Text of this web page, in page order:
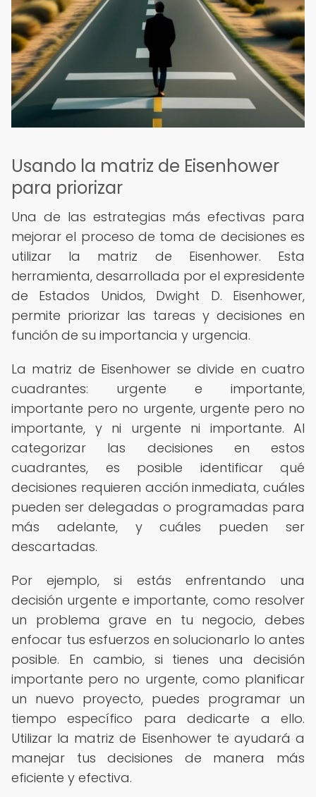
Usando la matriz de Eisenhower
para priorizar
Una de las estrategias más efectivas para
mejorar el proceso de toma de decisiones es
utilizar la matriz de Eisenhower. Esta
herramienta, desarrollada por el expresidente
de Estados Unidos, Dwight D. Eisenhower,
permite priorizar las tareas y decisiones en
función de su importancia y urgencia.
La matriz de Eisenhower se divide en cuatro
cuadrantes: urgente e importante,
importante pero no urgente, urgente pero no
importante, y ni urgente ni importante. Al
categorizar las decisiones en estos
cuadrantes, es posible identificar qué
decisiones requieren acción inmediata, cuáles
pueden ser delegadas o programadas para
más adelante, y cuáles pueden ser
descartadas.
Por ejemplo, si estás enfrentando una
decisión urgente e importante, como resolver
un problema grave en tu negocio, debes
enfocar tus esfuerzos en solucionarlo lo antes
posible. En cambio, si tienes una decisión
importante pero no urgente, como planificar
un nuevo proyecto, puedes programar un
tiempo específico para dedicarte a ello.
Utilizar la matriz de Eisenhower te ayudará a
manejar tus decisiones de manera más
eficiente y efectiva.